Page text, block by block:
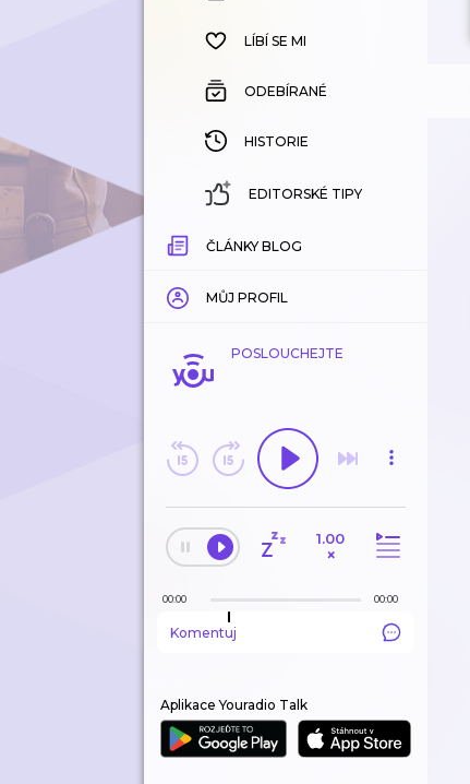
HISTORIE
LÍBÍ SE MI
ODEBÍRANÉ
HISTORIE
EDITORSKÉ TIPY
ČLÁNKY BLOG
MŮJ PROFIL
POSLOUCHEJTE
1.00
×
00:00 00:00
Komentuj
Aplikace Youradio Talk